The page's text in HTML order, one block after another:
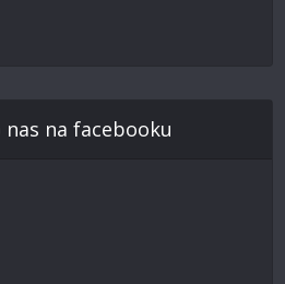
nas na facebooku